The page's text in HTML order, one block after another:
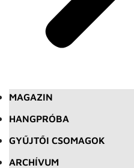
MAGAZIN
HANGPRÓBA
GYŰJTŐI CSOMAGOK
ARCHÍVUM